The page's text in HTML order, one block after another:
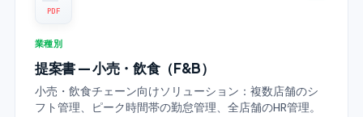
PDF
業種別
提案書 — 小売・飲食（F&B）
小売・飲食チェーン向けソリューション：複数店舗のシ
フト管理、ピーク時間帯の勤怠管理、全店舗のHR管理。